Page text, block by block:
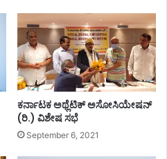
ಕರ್ನಾಟಕ ಅಥ್ಲೆಟಿಕ್ ಅಸೋಸಿಯೇಷನ್
(ರಿ.) ವಿಶೇಷ ಸಭೆ
September 6, 2021